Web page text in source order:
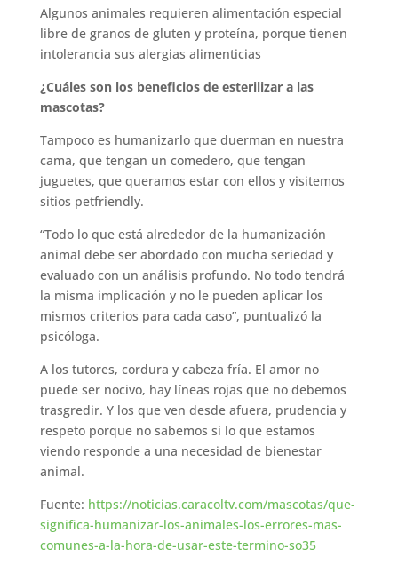
Algunos animales requieren alimentación especial
libre de granos de gluten y proteína, porque tienen
intolerancia sus alergias alimenticias
¿Cuáles son los beneficios de esterilizar a las
mascotas?
Tampoco es humanizarlo que duerman en nuestra
cama, que tengan un comedero, que tengan
juguetes, que queramos estar con ellos y visitemos
sitios petfriendly.
“Todo lo que está alrededor de la humanización
animal debe ser abordado con mucha seriedad y
evaluado con un análisis profundo. No todo tendrá
la misma implicación y no le pueden aplicar los
mismos criterios para cada caso”, puntualizó la
psicóloga.
A los tutores, cordura y cabeza fría. El amor no
puede ser nocivo, hay líneas rojas que no debemos
trasgredir. Y los que ven desde afuera, prudencia y
respeto porque no sabemos si lo que estamos
viendo responde a una necesidad de bienestar
animal.
Fuente: https://noticias.caracoltv.com/mascotas/que-
significa-humanizar-los-animales-los-errores-mas-
comunes-a-la-hora-de-usar-este-termino-so35